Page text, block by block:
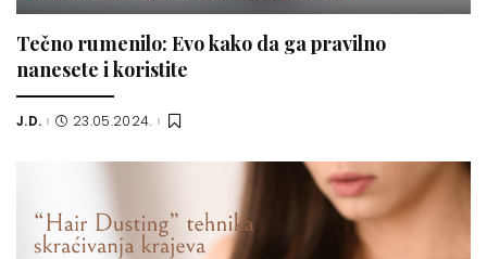
Tečno rumenilo: Evo kako da ga pravilno
nanesete i koristite
Posted
J.D. 23.05.2024.